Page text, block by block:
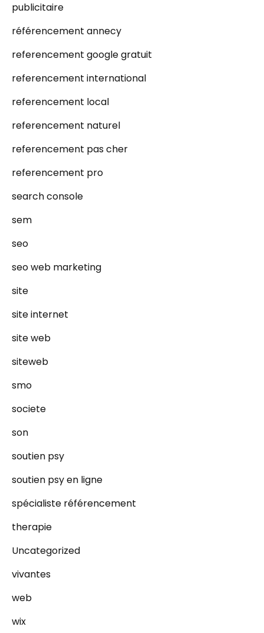
publicitaire
référencement annecy
referencement google gratuit
referencement international
referencement local
referencement naturel
referencement pas cher
referencement pro
search console
sem
seo
seo web marketing
site
site internet
site web
siteweb
smo
societe
son
soutien psy
soutien psy en ligne
spécialiste référencement
therapie
Uncategorized
vivantes
web
wix